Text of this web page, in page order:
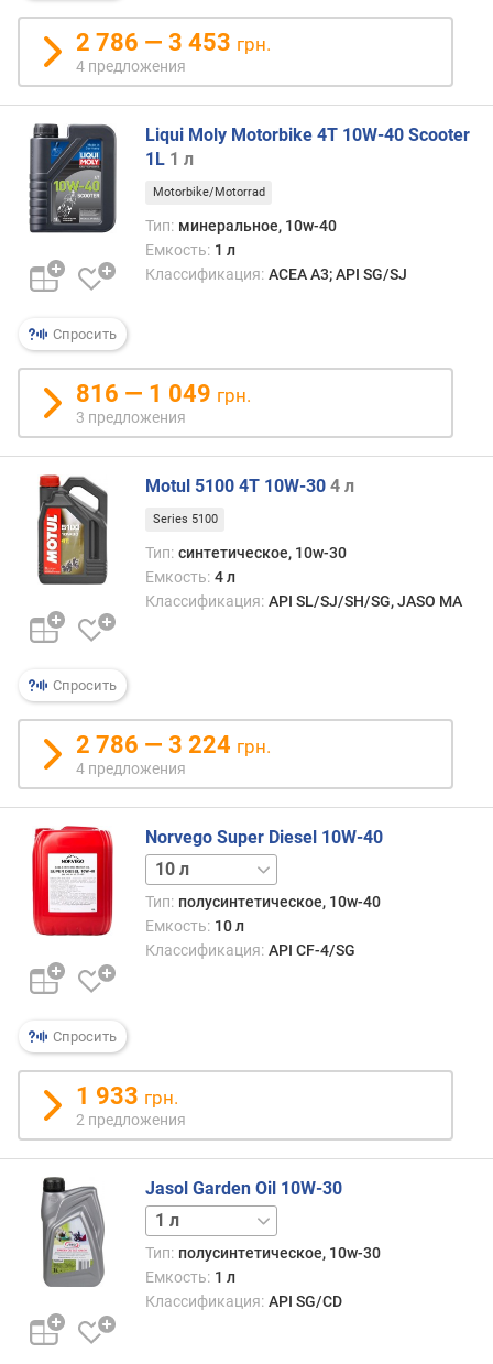
з
ы
в
а
м
п
о
д
а
е
д
б
а
л
н
и
я
п
о
к
о
л
ч
е
с
т
р
е
д
л
о
ж
е
и
й
о
б
ъ
е
м
(
л
)
с
о
2 786 — 3 453 грн.
4 предложения
Спросить
Liqui Moly Motorbike 4T 10W-40 Scooter
1L 1 л
Motorbike/Motorrad
Тип: минеральное, 10w-40
Емкость: 1 л
Классификация: ACEA A3; API SG/SJ
816 — 1 049 грн.
3 предложения
Спросить
Motul 5100 4T 10W-30 4 л
Series 5100
Тип: синтетическое, 10w-30
Емкость: 4 л
Классификация: API SL/SJ/SH/SG, JASO MA
2 786 — 3 224 грн.
4 предложения
Спросить
Norvego Super Diesel 10W-40
5 л20 л
Тип: полусинтетическое, 10w-40
Емкость: 10 л
Классификация: API CF-4/SG
1 933 грн.
2 предложения
Jasol Garden Oil 10W-30
5 л
Тип: полусинтетическое, 10w-30
Емкость: 1 л
Классификация: API SG/CD